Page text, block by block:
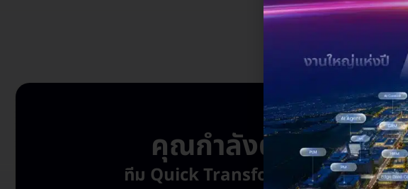
คุณกำลังต้องการใคร
ทีม Quick Transformation พร้อมช่วยเ